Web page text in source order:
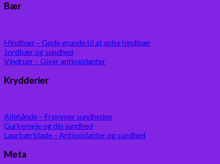
Bær
Hindbær – Gode grunde til at spise hindbær
Jordbær og sundhed
Vindruer – Giver antioxidanter
Krydderier
Allehånde – Fremmer sundheden
Gurkemeje og din sundhed
Laurbærblade – Antioxidanter og sundhed
Meta